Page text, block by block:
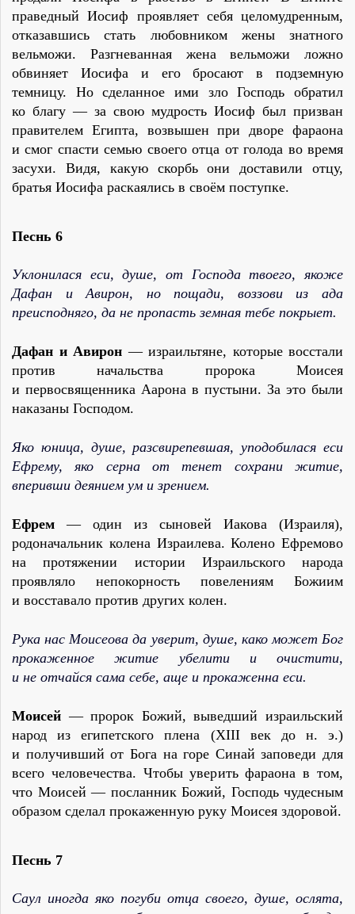
праведный Иосиф проявляет себя целомудренным,
отказавшись стать любовником жены знатного
вельможи. Разгневанная жена вельможи ложно
обвиняет Иосифа и его бросают в подземную
темницу. Но сделанное ими зло Господь обратил
ко благу — за свою мудрость Иосиф был призван
правителем Египта, возвышен при дворе фараона
и смог спасти семью своего отца от голода во время
засухи. Видя, какую скорбь они доставили отцу,
братья Иосифа раскаялись в своём поступке.
Песнь 6
Уклонилася еси, душе, от Господа твоего, якоже
Дафан и Авирон, но пощади, воззови из ада
преисподняго, да не пропасть земная тебе покрыет.
Дафан и Авирон — израильтяне, которые восстали
против начальства пророка Моисея
и первосвященника Аарона в пустыни. За это были
наказаны Господом.
Яко юница, душе, разсвирепевшая, уподобилася еси
Ефрему, яко серна от тенет сохрани житие,
вперивши деянием ум и зрением.
Ефрем — один из сыновей Иакова (Израиля),
родоначальник колена Израилева. Колено Ефремово
на протяжении истории Израильского народа
проявляло непокорность повелениям Божиим
и восставало против других колен.
Рука нас Моисеова да уверит, душе, како может Бог
прокаженное житие убелити и очистити,
и не отчайся сама себе, аще и прокаженна еси.
Моисей — пророк Божий, выведший израильский
народ из египетского плена (XIII век до н. э.)
и получивший от Бога на горе Синай заповеди для
всего человечества. Чтобы уверить фараона в том,
что Моисей — посланник Божий, Господь чудесным
образом сделал прокаженную руку Моисея здоровой.
Песнь 7
Саул иногда яко погуби отца своего, душе, ослята,